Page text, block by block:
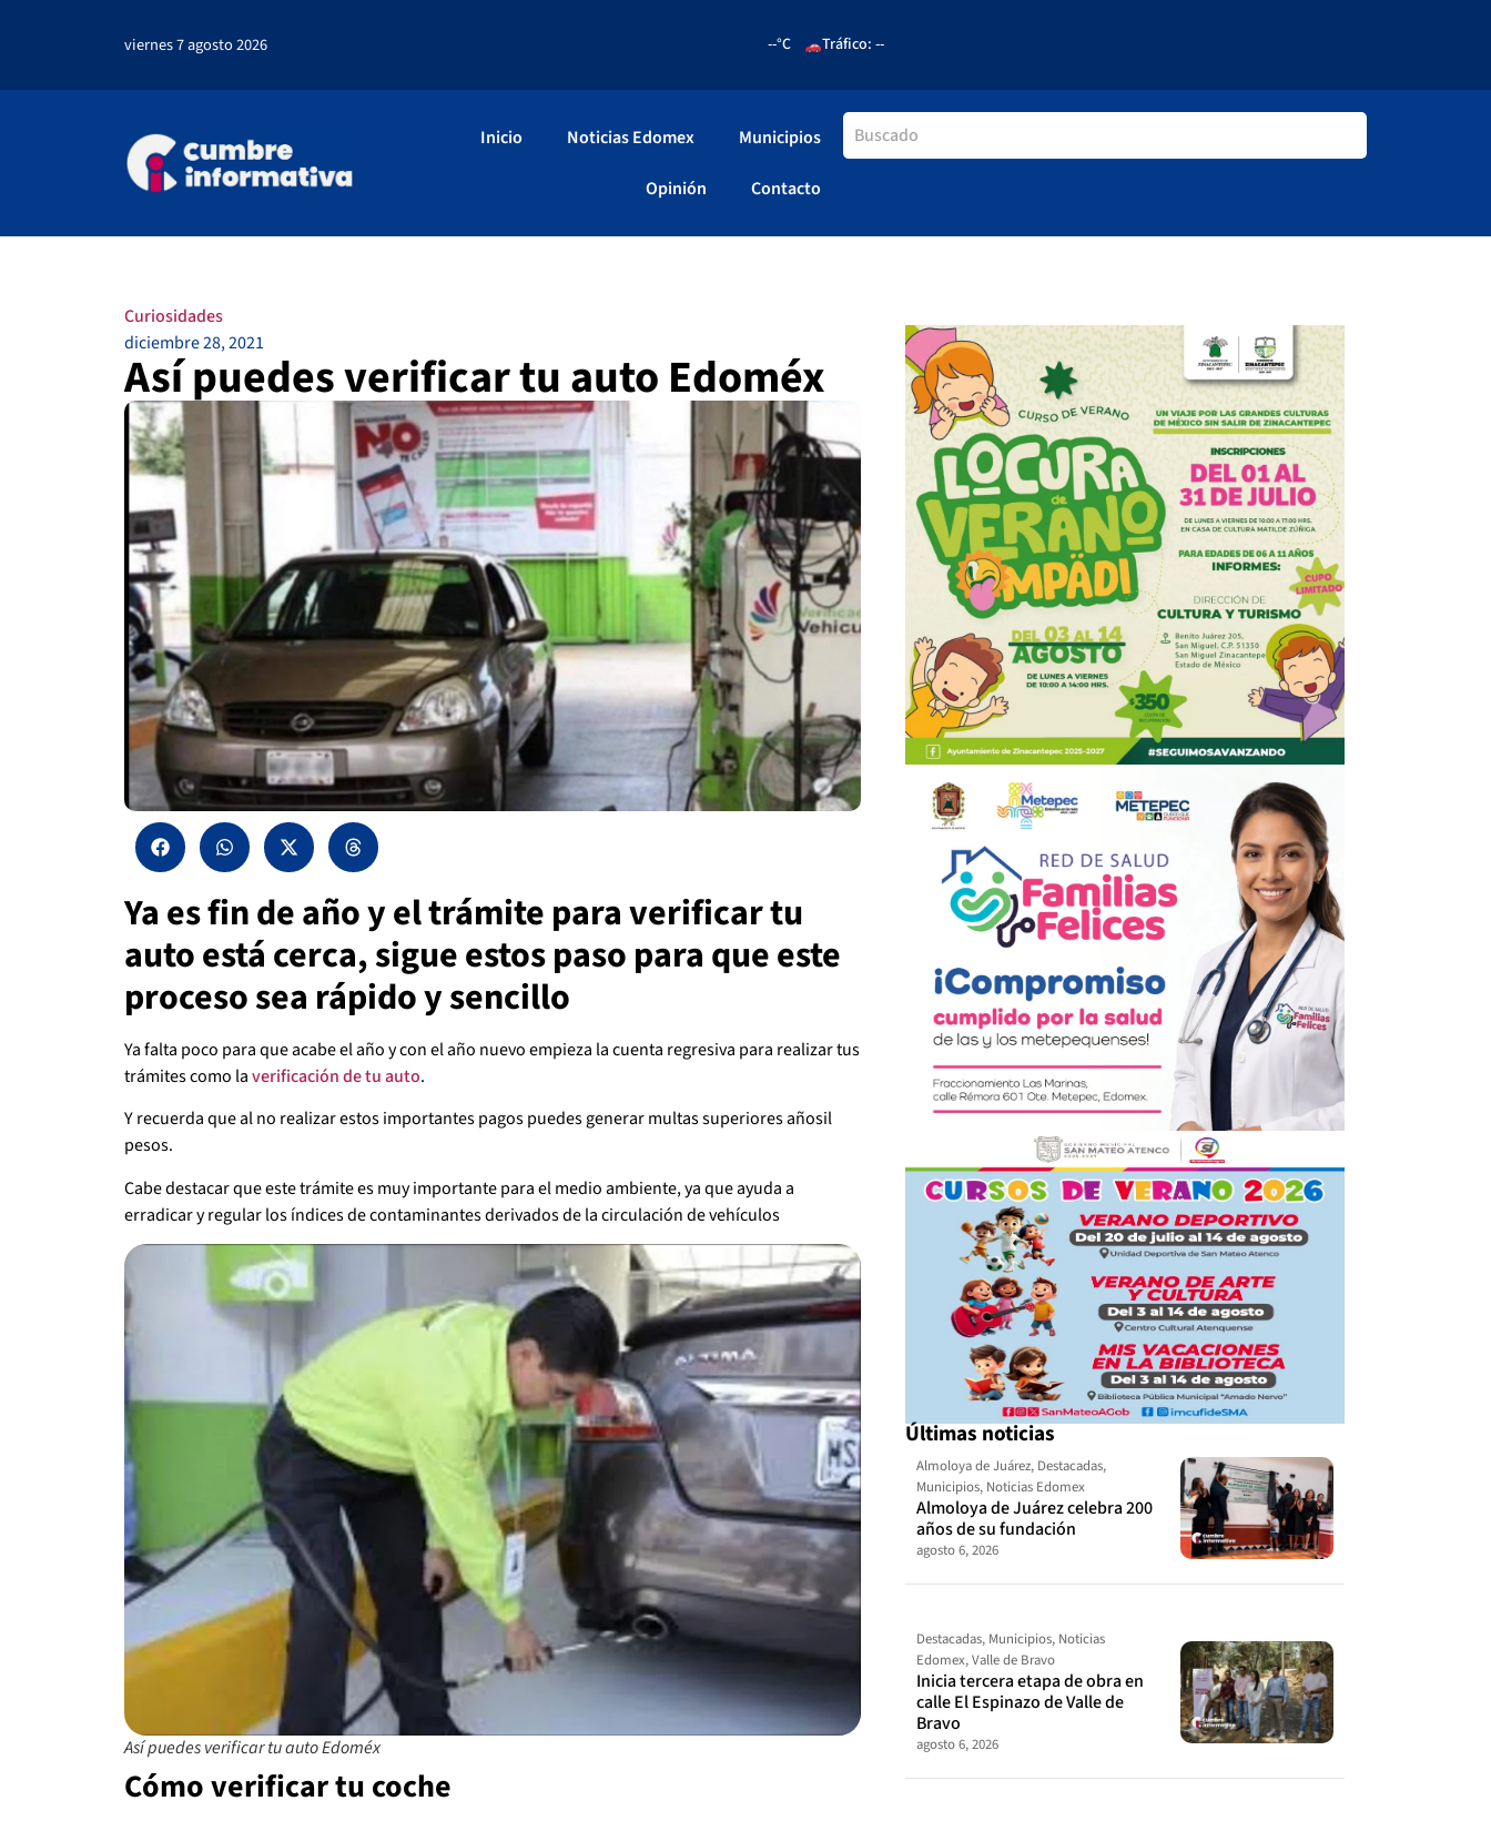
viernes 7 agosto 2026 --°C Tráfico: --
Inicio Noticias Edomex Municipios
Opinión Contacto
Curiosidades
diciembre 28, 2021
Así puedes verificar tu auto Edoméx
Ya es fin de año y el trámite para verificar tu
auto está cerca, sigue estos paso para que este
proceso sea rápido y sencillo
Ya falta poco para que acabe el año y con el año nuevo empieza la cuenta regresiva para realizar tus
trámites como laverificación de tu auto.
Y recuerda que al no realizar estos importantes pagos puedes generar multas superiores añosil
pesos.
Cabe destacar que este trámite es muy importante para el medio ambiente, ya que ayuda a
erradicar y regular los índices de contaminantes derivados de la circulación de vehículos
Así puedes verificar tu auto Edoméx
Cómo verificar tu coche
Últimas noticias
Almoloya de Juárez, Destacadas,
Municipios, Noticias Edomex
Almoloya de Juárez celebra 200
años de su fundación
agosto 6, 2026
Destacadas, Municipios, Noticias
Edomex,Valle de Bravo
Inicia tercera etapa de obra en
calle El Espinazo de Valle de
Bravo
agosto 6, 2026